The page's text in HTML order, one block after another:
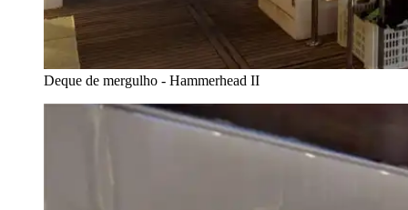
Deque de mergulho - Hammerhead II